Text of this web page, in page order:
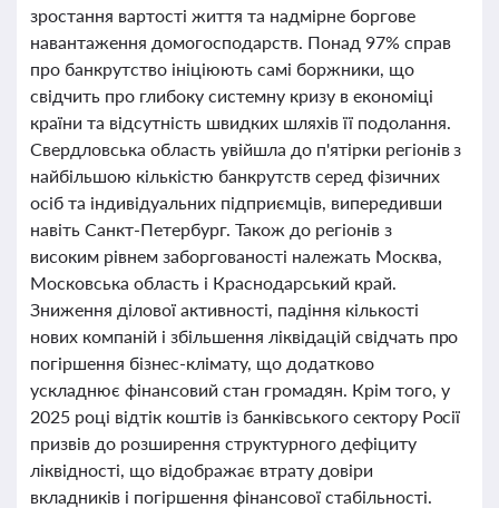
зростання вартості життя та надмірне боргове
навантаження домогосподарств. Понад 97% справ
про банкрутство ініціюють самі боржники, що
свідчить про глибоку системну кризу в економіці
країни та відсутність швидких шляхів її подолання.
Свердловська область увійшла до п'ятірки регіонів з
найбільшою кількістю банкрутств серед фізичних
осіб та індивідуальних підприємців, випередивши
навіть Санкт-Петербург. Також до регіонів з
високим рівнем заборгованості належать Москва,
Московська область і Краснодарський край.
Зниження ділової активності, падіння кількості
нових компаній і збільшення ліквідацій свідчать про
погіршення бізнес-клімату, що додатково
ускладнює фінансовий стан громадян. Крім того, у
2025 році відтік коштів із банківського сектору Росії
призвів до розширення структурного дефіциту
ліквідності, що відображає втрату довіри
вкладників і погіршення фінансової стабільності.